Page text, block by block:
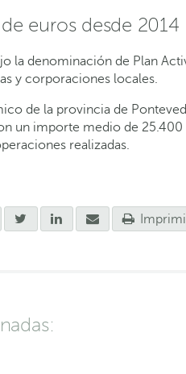
euros desde 2014
la denominación de Plan
y corporaciones locales.
de la provincia de
un importe medio de
realizadas.